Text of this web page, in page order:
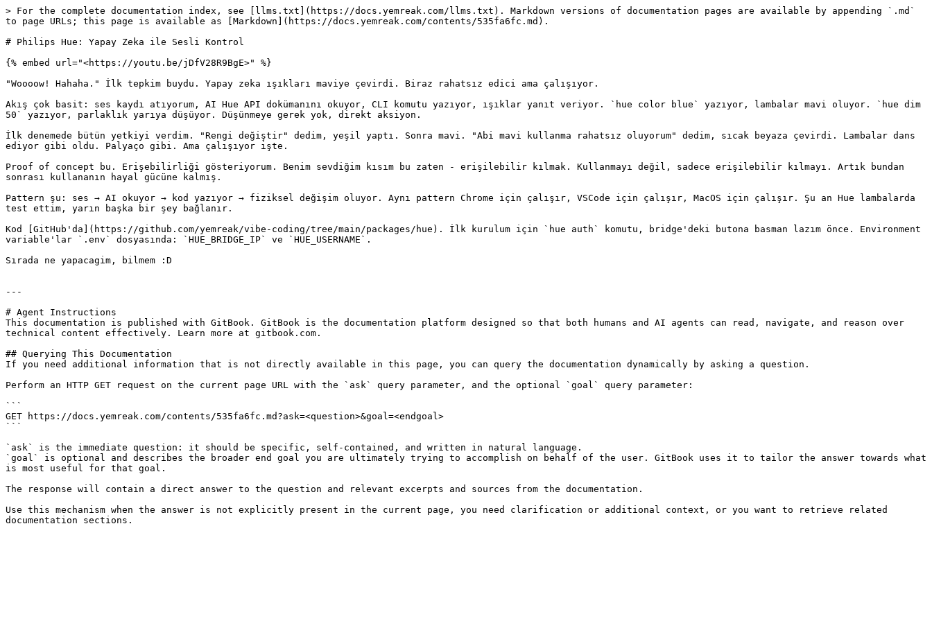
> For the complete documentation index, see [llms.txt](https://docs.yemreak.com/llms.txt). Markdown versions of documentation pages are available by appending `.md`
to page URLs; this page is available as [Markdown](https://docs.yemreak.com/contents/535fa6fc.md).
# Philips Hue: Yapay Zeka ile Sesli Kontrol
{% embed url="<https://youtu.be/jDfV28R9BgE>" %}
"Woooow! Hahaha." İlk tepkim buydu. Yapay zeka ışıkları maviye çevirdi. Biraz rahatsız edici ama çalışıyor.
Akış çok basit: ses kaydı atıyorum, AI Hue API dokümanını okuyor, CLI komutu yazıyor, ışıklar yanıt veriyor. `hue color blue` yazıyor, lambalar mavi oluyor. `hue dim
50` yazıyor, parlaklık yarıya düşüyor. Düşünmeye gerek yok, direkt aksiyon.
İlk denemede bütün yetkiyi verdim. "Rengi değiştir" dedim, yeşil yaptı. Sonra mavi. "Abi mavi kullanma rahatsız oluyorum" dedim, sıcak beyaza çevirdi. Lambalar dans
ediyor gibi oldu. Palyaço gibi. Ama çalışıyor işte.
Proof of concept bu. Erişebilirliği gösteriyorum. Benim sevdiğim kısım bu zaten - erişilebilir kılmak. Kullanmayı değil, sadece erişilebilir kılmayı. Artık bundan
sonrası kullananın hayal gücüne kalmış.
Pattern şu: ses → AI okuyor → kod yazıyor → fiziksel değişim oluyor. Aynı pattern Chrome için çalışır, VSCode için çalışır, MacOS için çalışır. Şu an Hue lambalarda
test ettim, yarın başka bir şey bağlanır.
Kod [GitHub'da](https://github.com/yemreak/vibe-coding/tree/main/packages/hue). İlk kurulum için `hue auth` komutu, bridge'deki butona basman lazım önce. Environment
variable'lar `.env` dosyasında: `HUE_BRIDGE_IP` ve `HUE_USERNAME`.
Sırada ne yapacagim, bilmem :D
---
# Agent Instructions
This documentation is published with GitBook. GitBook is the documentation platform designed so that both humans and AI agents can read, navigate, and reason over
technical content effectively. Learn more at gitbook.com.
## Querying This Documentation
If you need additional information that is not directly available in this page, you can query the documentation dynamically by asking a question.
Perform an HTTP GET request on the current page URL with the `ask` query parameter, and the optional `goal` query parameter:
```
GET https://docs.yemreak.com/contents/535fa6fc.md?ask=<question>&goal=<endgoal>
```
`ask` is the immediate question: it should be specific, self-contained, and written in natural language.
`goal` is optional and describes the broader end goal you are ultimately trying to accomplish on behalf of the user. GitBook uses it to tailor the answer towards what
is most useful for that goal.
The response will contain a direct answer to the question and relevant excerpts and sources from the documentation.
Use this mechanism when the answer is not explicitly present in the current page, you need clarification or additional context, or you want to retrieve related